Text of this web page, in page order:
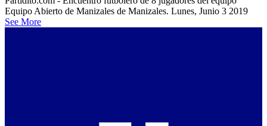
Equipo Abierto de Manizales de Manizales. Lunes, Junio 3 2019
See More